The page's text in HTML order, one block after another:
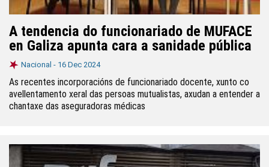
A tendencia do funcionariado de MUFACE
en Galiza apunta cara a sanidade pública
Nacional - 16 Dec 2024
As recentes incorporacións de funcionariado docente, xunto co
avellentamento xeral das persoas mutualistas, axudan a entender a
chantaxe das aseguradoras médicas